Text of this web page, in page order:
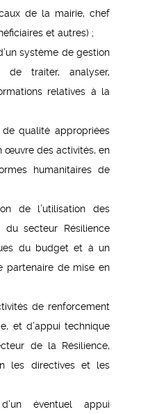
de la mairie, chef
et autres) ;
système de gestion
de traiter, analyser,
relatives à la
qualité appropriées
œuvre des activités, en
humanitaires de
de l’utilisation des
du secteur Résilience
du budget et à un
partenaire de mise en
de renforcement
et d’appui technique
de la Résilience,
les directives et les
éventuel appui